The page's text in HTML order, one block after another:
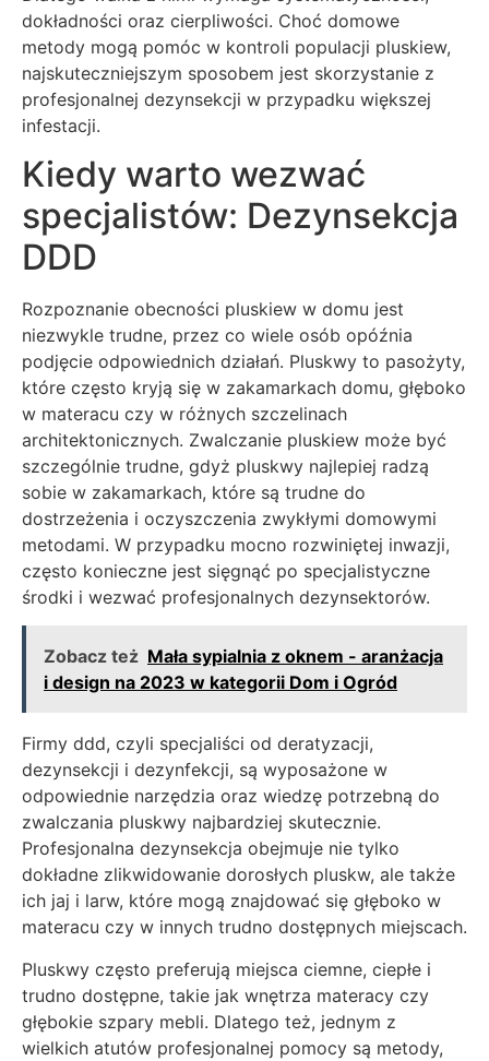
dokładności oraz cierpliwości. Choć domowe
metody mogą pomóc w kontroli populacji pluskiew,
najskuteczniejszym sposobem jest skorzystanie z
profesjonalnej dezynsekcji w przypadku większej
infestacji.
Kiedy warto wezwać
specjalistów: Dezynsekcja
DDD
Rozpoznanie obecności pluskiew w domu jest
niezwykle trudne, przez co wiele osób opóźnia
podjęcie odpowiednich działań. Pluskwy to pasożyty,
które często kryją się w zakamarkach domu, głęboko
w materacu czy w różnych szczelinach
architektonicznych. Zwalczanie pluskiew może być
szczególnie trudne, gdyż pluskwy najlepiej radzą
sobie w zakamarkach, które są trudne do
dostrzeżenia i oczyszczenia zwykłymi domowymi
metodami. W przypadku mocno rozwiniętej inwazji,
często konieczne jest sięgnąć po specjalistyczne
środki i wezwać profesjonalnych dezynsektorów.
Zobacz też Mała sypialnia z oknem - aranżacja
i design na 2023 w kategorii Dom i Ogród
Firmy ddd, czyli specjaliści od deratyzacji,
dezynsekcji i dezynfekcji, są wyposażone w
odpowiednie narzędzia oraz wiedzę potrzebną do
zwalczania pluskwy najbardziej skutecznie.
Profesjonalna dezynsekcja obejmuje nie tylko
dokładne zlikwidowanie dorosłych pluskw, ale także
ich jaj i larw, które mogą znajdować się głęboko w
materacu czy w innych trudno dostępnych miejscach.
Pluskwy często preferują miejsca ciemne, ciepłe i
trudno dostępne, takie jak wnętrza materacy czy
głębokie szpary mebli. Dlatego też, jednym z
wielkich atutów profesjonalnej pomocy są metody,